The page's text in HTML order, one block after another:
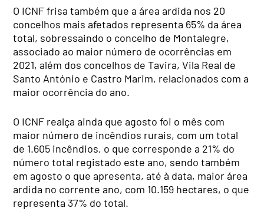
O ICNF frisa também que a área ardida nos 20
concelhos mais afetados representa 65% da área
total, sobressaindo o concelho de Montalegre,
associado ao maior número de ocorrências em
2021, além dos concelhos de Tavira, Vila Real de
Santo António e Castro Marim, relacionados com a
maior ocorrência do ano.
O ICNF realça ainda que agosto foi o mês com
maior número de incêndios rurais, com um total
de 1.605 incêndios, o que corresponde a 21% do
número total registado este ano, sendo também
em agosto o que apresenta, até à data, maior área
ardida no corrente ano, com 10.159 hectares, o que
representa 37% do total.